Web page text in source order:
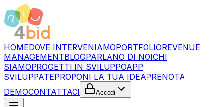
HOMEDOVE INTERVENIAMOPORTFOLIOREVENUE
MANAGEMENTBLOGPARLANO DI NOICHI
SIAMOPROGETTI IN SVILUPPOAPP
SVILUPPATEPROPONI LA TUA IDEAPRENOTA
DEMOCONTATTACI Accedi